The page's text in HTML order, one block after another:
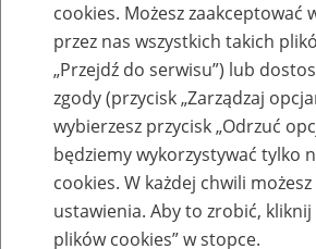
Szkolenia
Zaproś ZUS do siebie:
cookies. Możesz zaakceptować
przez nas wszystkich takich
„Przejdź do serwisu”) lub
zgody (przycisk „Zarządzaj
wybierzesz przycisk „Odrzuć
będziemy wykorzystywać tylko
cookies. W każdej chwili
ustawienia. Aby to zrobić, kliknij
plików cookies” w stopce.